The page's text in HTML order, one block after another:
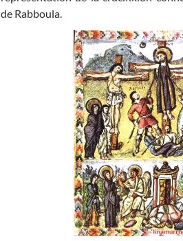
de Rabboula.